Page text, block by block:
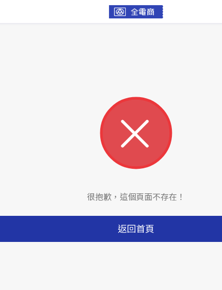
很抱歉，這個頁面不存在！
返回首頁